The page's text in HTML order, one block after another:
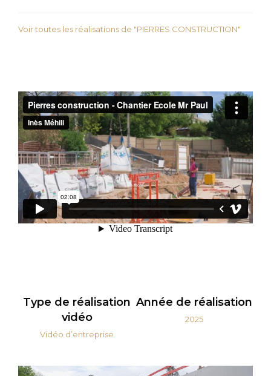
Voir toutes les réalisations de "PIERRES CONSTRUCTION"
Type de réalisation
vidéo
Vidéo d’entreprise
Année de réalisation
2025